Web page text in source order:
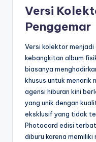
Versi
Penggemar
Versi kolektor
kebangkitan album
biasanya
khusus untuk menarik
agensi hiburan kini
yang unik dengan
eksklusif yang tidak
Photocard edisi
diburu karena memiliki